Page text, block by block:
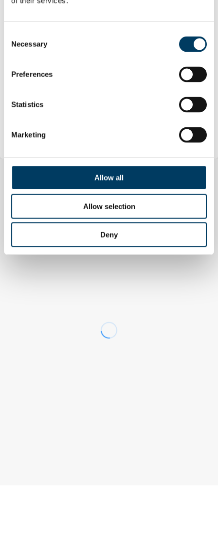
Selection
Necessary
Preferences
Statistics
Marketing
Allow all
Allow selection
Deny
e stringere nuove collaborazioni; dall’altra,
tecnologiche sostenibili, indispensabili per
Related Posts